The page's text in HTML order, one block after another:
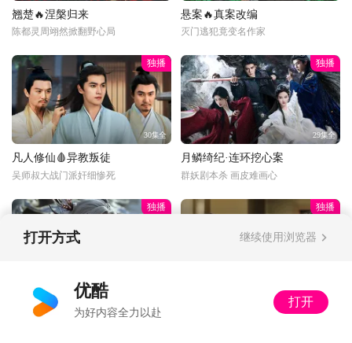
翘楚🔥涅槃归来
陈都灵周翊然掀翻野心局
悬案🔥真案改编
灭门逃犯竟变名作家
独播
30集全
凡人修仙🩸异教叛徒
吴师叔大战门派奸细惨死
独播
29集全
月鳞绮纪·连环挖心案
群妖剧本杀 画皮难画心
独播
光阴年番😂软饭硬吃
队长冒充许青骗财骗色笑疯
独播
以法之名·饭局被做局
打开方式 继续使用浏览器
优酷
为好内容全力以赴
打开